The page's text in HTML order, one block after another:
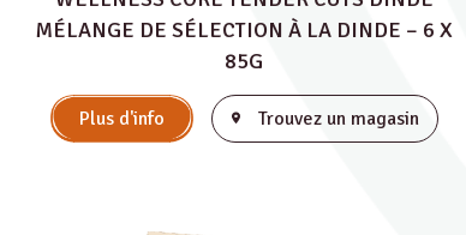
MÉLANGE DE SÉLECTION À LA DINDE – 6 X
85G
Plus d'info Trouvez un magasin